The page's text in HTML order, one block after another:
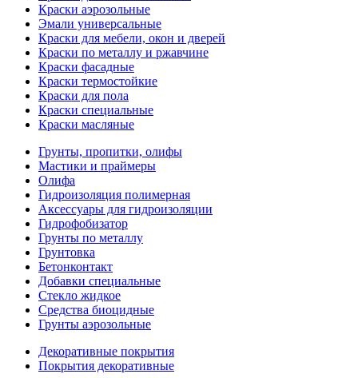
Краски аэрозольные
Эмали универсальные
Краски для мебели, окон и дверей
Краски по металлу и ржавчине
Краски фасадные
Краски термостойкие
Краски для пола
Краски специальные
Краски масляные
Грунты, пропитки, олифы
Мастики и праймеры
Олифа
Гидроизоляция полимерная
Аксессуары для гидроизоляции
Гидрофобизатор
Грунты по металлу
Грунтовка
Бетонконтакт
Добавки специальные
Стекло жидкое
Средства биоцидные
Грунты аэрозольные
Декоративные покрытия
Покрытия декоративные